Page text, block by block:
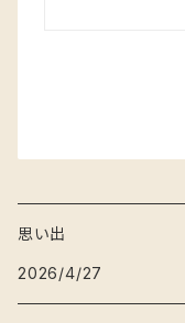
思い出
2026/4/27